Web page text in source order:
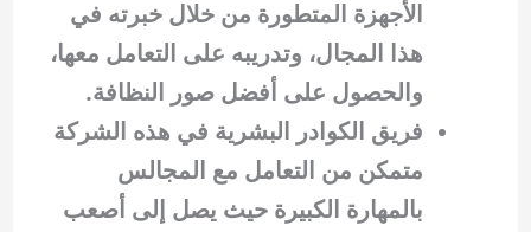
الأجهزة المتطورة من خلال خبرته في
هذا المجال، وتدريبه على التعامل معها،
والحصول على أفضل صور النظافة.
فريق الكوادر البشرية في هذه الشركة
متمكن من التعامل مع المجالس
بالمهارة الكبيرة حيث يصل إلى أصعب